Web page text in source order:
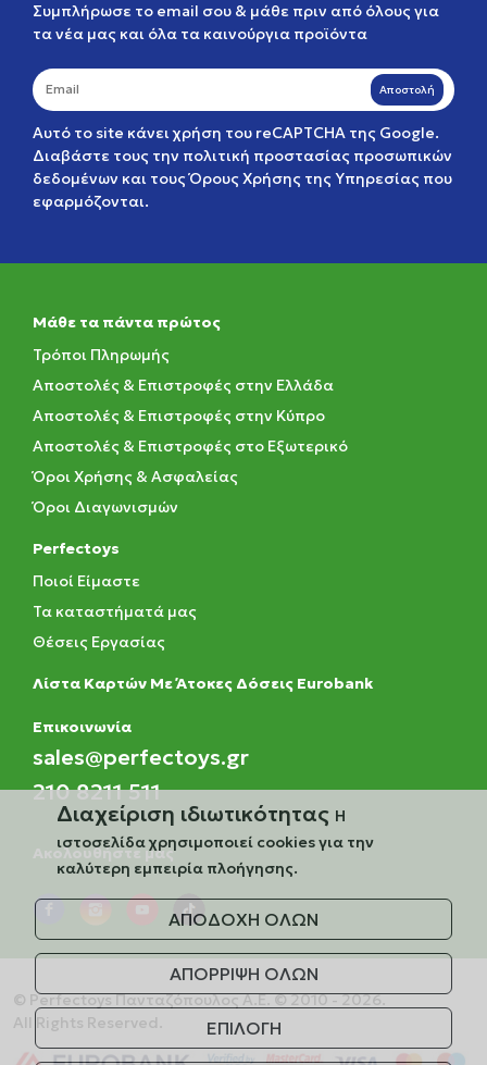
Συμπλήρωσε το email σου & μάθε πριν από όλους για
τα νέα μας και όλα τα καινούργια προϊόντα
Αποστολή
Αυτό το site κάνει χρήση του reCAPTCHA της Google.
Διαβάστε τους την πολιτική προστασίας προσωπικών
δεδομένων και τουςΌρους Χρήσης της Υπηρεσίας που
εφαρμόζονται.
Μάθε τα πάντα πρώτος
Τρόποι Πληρωμής
Αποστολές & Επιστροφές στην Ελλάδα
Αποστολές & Επιστροφές στην Κύπρο
Αποστολές & Επιστροφές στο Εξωτερικό
Όροι Χρήσης & Ασφαλείας
Όροι Διαγωνισμών
Perfectoys
Ποιοί Είμαστε
Τα καταστήματά μας
Θέσεις Εργασίας
Λίστα Καρτών Με Άτοκες Δόσεις Eurobank
Eπικοινωνία
sales@perfectoys.gr
210 8211 511
Ακολουθήστε μας
© Perfectoys Πανταζόπουλος Α.Ε. © 2010 - 2026.
All Rights Reserved.
Διαχείριση ιδιωτικότητας Η
ιστοσελίδα χρησιμοποιεί cookies για την
καλύτερη εμπειρία πλοήγησης.
ΑΠΟΔΟΧΗ ΟΛΩΝ
ΑΠΟΡΡΙΨΗ ΟΛΩΝ
ΕΠΙΛΟΓΗ